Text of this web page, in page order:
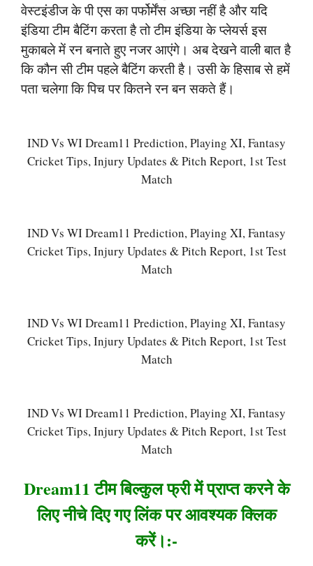
वेस्टइंडीज के पी एस का पर्फोर्मेंस अच्छा नहीं है और यदि
इंडिया टीम बैटिंग करता है तो टीम इंडिया के प्लेयर्स इस
मुकाबले में रन बनाते हुए नजर आएंगे। अब देखने वाली बात है
कि कौन सी टीम पहले बैटिंग करती है। उसी के हिसाब से हमें
पता चलेगा कि पिच पर कितने रन बन सकते हैं।
IND Vs WI Dream11 Prediction, Playing XI, Fantasy
Cricket Tips, Injury Updates & Pitch Report, 1st Test
Match
IND Vs WI Dream11 Prediction, Playing XI, Fantasy
Cricket Tips, Injury Updates & Pitch Report, 1st Test
Match
IND Vs WI Dream11 Prediction, Playing XI, Fantasy
Cricket Tips, Injury Updates & Pitch Report, 1st Test
Match
IND Vs WI Dream11 Prediction, Playing XI, Fantasy
Cricket Tips, Injury Updates & Pitch Report, 1st Test
Match
Dream11 टीम बिल्कुल फ्री में प्राप्त करने के
लिए नीचे दिए गए लिंक पर आवश्यक क्लिक
करें।:-